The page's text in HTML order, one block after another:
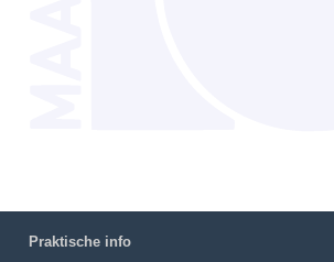
Praktische info